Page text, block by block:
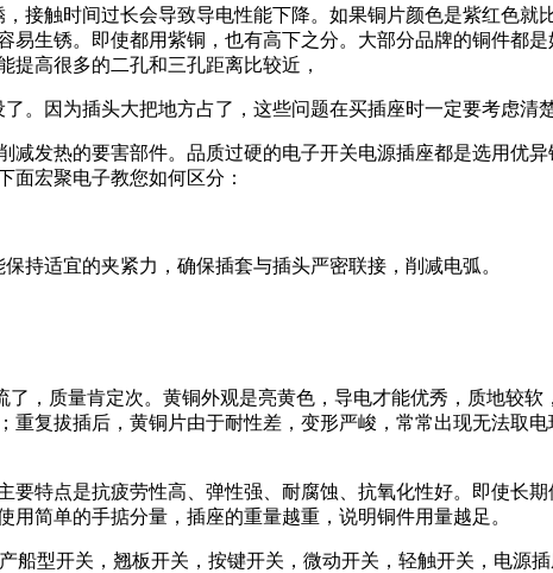
触时间过长会导致导电性能下降。如果铜片颜色是紫红色就
生锈。即使都用紫铜，也有高下之分。大部分品牌的铜件都
高很多的二孔和三孔距离比较近，
因为插头大把地方占了，这些问题在买插座时一定要考虑清楚
热的要害部件。品质过硬的电子开关电源插座都是选用优异
面宏聚电子教您如何区分：
适宜的夹紧力，确保插套与插头严密联接，削减电弧。
质量肯定次。黄铜外观是亮黄色，导电才能优秀，质地较软
复拔插后，黄铜片由于耐性差，变形严峻，常常出现无法取
点是抗疲劳性高、弹性强、耐腐蚀、抗氧化性好。即使长
简单的手掂分量，插座的重量越重，说明铜件用量越足。
型开关，翘板开关，按键开关，微动开关，轻触开关，电源插